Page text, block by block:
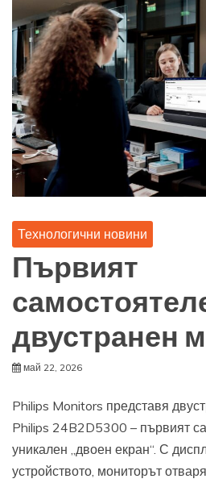
Технологични новини
Първият
двустранен
май 22, 2026
Philips Monitors представя
Philips 24B2D5300 – първият
уникален „двоен екран“. С
устройството, мониторът отваря